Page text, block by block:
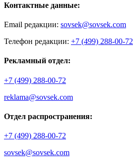
Контактные данные:
Email редакции: sovsek@sovsek.com
Телефон редакции: +7 (499) 288-00-72
Рекламный отдел:
+7 (499) 288-00-72
reklama@sovsek.com
Отдел распространения:
+7 (499) 288-00-72
sovsek@sovsek.com